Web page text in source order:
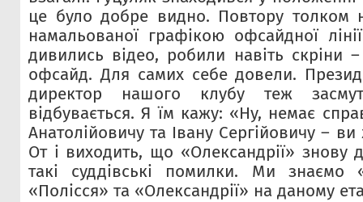
це було добре видно. Повтору толком
намальованої графікою офсайдної
дивились відео, робили навіть скріни
офсайд. Для самих себе довели.
директор нашого клубу теж
відбувається. Я їм кажу: «Ну, немає
Анатолійовичу та Івану Сергійовичу –
От і виходить, що «Олександрії» знову
такі суддівські помилки. Ми знаємо
«Полісся» та «Олександрії» на даному